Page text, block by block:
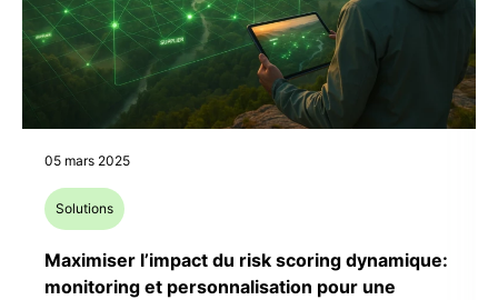
05 mars 2025
Solutions
Maximiser l’impact du risk scoring dynamique:
monitoring et personnalisation pour une